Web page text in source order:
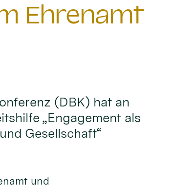
Ehrenamt
(DBK) hat an
„Engagement als
Gesellschaft“
und